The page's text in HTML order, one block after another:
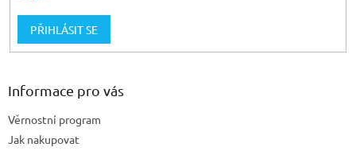
PŘIHLÁSIT SE
Informace pro vás
Věrnostní program
Jak nakupovat